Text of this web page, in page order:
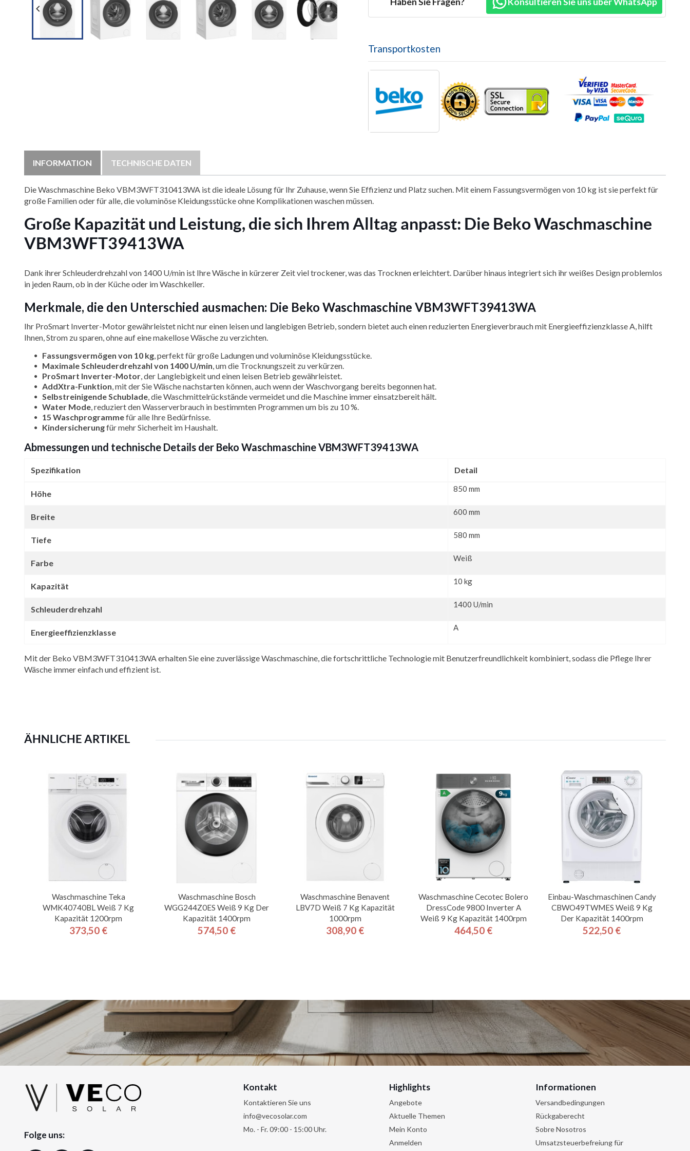
 
Transportkosten
INFORMATION TECHNISCHE DATEN
Die Waschmaschine Beko VBM3WFT310413WA ist die ideale Lösung für Ihr Zuhause, wenn Sie Effizienz und Platz suchen. Mit einem Fassungsvermögen von 10 kg ist sie perfekt für
große Familien oder für alle, die voluminöse Kleidungsstücke ohne Komplikationen waschen müssen.
Große Kapazität und Leistung, die sich Ihrem Alltag anpasst: Die Beko Waschmaschine
VBM3WFT39413WA
Dank ihrer Schleuderdrehzahl von 1400 U/min ist Ihre Wäsche in kürzerer Zeit viel trockener, was das Trocknen erleichtert. Darüber hinaus integriert sich ihr weißes Design problemlos
in jeden Raum, ob in der Küche oder im Waschkeller.
Merkmale, die den Unterschied ausmachen: Die Beko Waschmaschine VBM3WFT39413WA
Ihr ProSmart Inverter-Motor gewährleistet nicht nur einen leisen und langlebigen Betrieb, sondern bietet auch einen reduzierten Energieverbrauch mit Energieeffizienzklasse A, hilft
Ihnen, Strom zu sparen, ohne auf eine makellose Wäsche zu verzichten.
Fassungsvermögen von 10 kg, perfekt für große Ladungen und voluminöse Kleidungsstücke.
Maximale Schleuderdrehzahl von 1400 U/min, um die Trocknungszeit zu verkürzen.
ProSmart Inverter-Motor, der Langlebigkeit und einen leisen Betrieb gewährleistet.
AddXtra-Funktion, mit der Sie Wäsche nachstarten können, auch wenn der Waschvorgang bereits begonnen hat.
Selbstreinigende Schublade, die Waschmittelrückstände vermeidet und die Maschine immer einsatzbereit hält.
Water Mode, reduziert den Wasserverbrauch in bestimmten Programmen um bis zu 10 %.
15 Waschprogrammefür alle Ihre Bedürfnisse.
Kindersicherungfür mehr Sicherheit im Haushalt.
Abmessungen und technische Details der Beko Waschmaschine VBM3WFT39413WA
Spezifikation Detail
Höhe 850 mm
Breite 600 mm
Tiefe 580 mm
Farbe Weiß
Kapazität 10 kg
Schleuderdrehzahl 1400 U/min
Energieeffizienzklasse A
Mit der Beko VBM3WFT310413WA erhalten Sie eine zuverlässige Waschmaschine, die fortschrittliche Technologie mit Benutzerfreundlichkeit kombiniert, sodass die Pflege Ihrer
Wäsche immer einfach und effizient ist.
ÄHNLICHE ARTIKEL
Waschmaschine Teka
WMK40740BL Weiß 7 Kg
Kapazität 1200rpm
Preis
373,50 €
Waschmaschine Bosch
WGG244Z0ES Weiß 9 Kg Der
Kapazität 1400rpm
Preis
574,50 €
Waschmaschine Benavent
LBV7D Weiß 7 Kg Kapazität
1000rpm
Preis
308,90 €
Waschmaschine Cecotec Bolero
DressCode 9800 Inverter A
Weiß 9 Kg Kapazität 1400rpm
Preis
464,50 €
Einbau-Waschmaschinen Candy
CBWO49TWMES Weiß 9 Kg
Der Kapazität 1400rpm
Preis
522,50 €
Folge uns:
Kontakt
Kontaktieren Sie uns
info@vecosolar.com
Mo. - Fr. 09:00 - 15:00 Uhr.
Highlights
Angebote
Aktuelle Themen
Mein Konto
Anmelden
Informationen
Versandbedingungen
Rückgaberecht
Sobre Nosotros
Umsatzsteuerbefreiung für